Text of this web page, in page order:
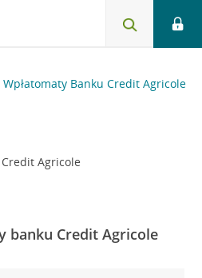
Wpłatomaty Banku Credit Agricole
Agricole
banku Credit Agricole